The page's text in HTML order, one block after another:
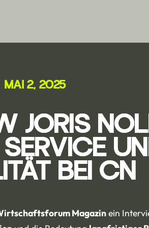
MAI 2, 2025
JORIS
BEI CN
Magazinein